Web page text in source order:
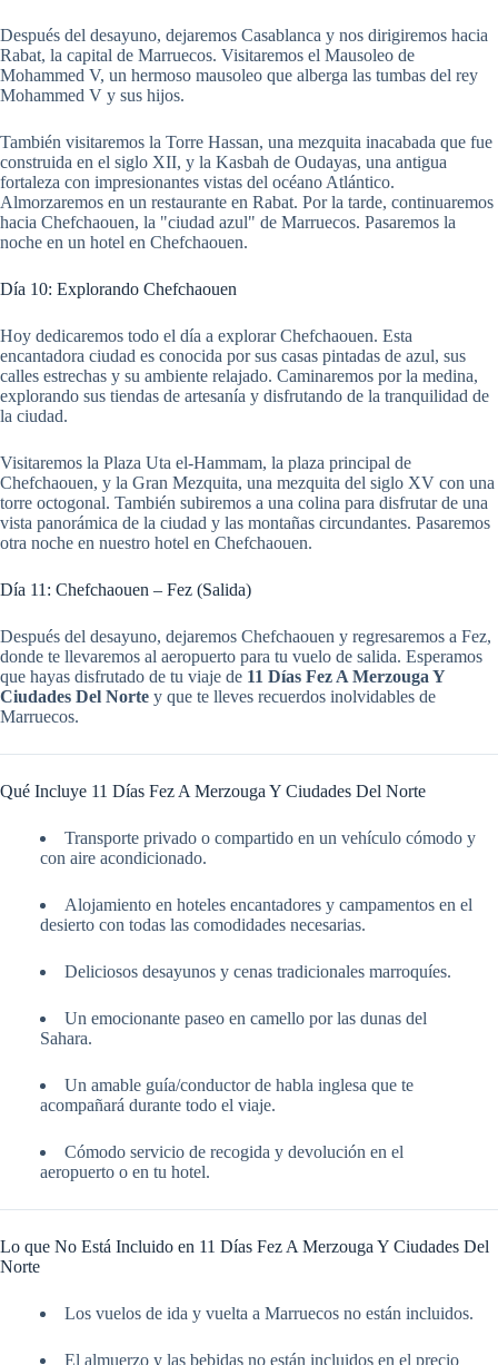
Después del desayuno, dejaremos Casablanca y nos dirigiremos hacia
Rabat, la capital de Marruecos. Visitaremos el Mausoleo de
Mohammed V, un hermoso mausoleo que alberga las tumbas del rey
Mohammed V y sus hijos.
También visitaremos la Torre Hassan, una mezquita inacabada que fue
construida en el siglo XII, y la Kasbah de Oudayas, una antigua
fortaleza con impresionantes vistas del océano Atlántico.
Almorzaremos en un restaurante en Rabat. Por la tarde, continuaremos
hacia Chefchaouen, la "ciudad azul" de Marruecos. Pasaremos la
noche en un hotel en Chefchaouen.
Día 10: Explorando Chefchaouen
Hoy dedicaremos todo el día a explorar Chefchaouen. Esta
encantadora ciudad es conocida por sus casas pintadas de azul, sus
calles estrechas y su ambiente relajado. Caminaremos por la medina,
explorando sus tiendas de artesanía y disfrutando de la tranquilidad de
la ciudad.
Visitaremos la Plaza Uta el-Hammam, la plaza principal de
Chefchaouen, y la Gran Mezquita, una mezquita del siglo XV con una
torre octogonal. También subiremos a una colina para disfrutar de una
vista panorámica de la ciudad y las montañas circundantes. Pasaremos
otra noche en nuestro hotel en Chefchaouen.
Día 11: Chefchaouen – Fez (Salida)
Después del desayuno, dejaremos Chefchaouen y regresaremos a Fez,
donde te llevaremos al aeropuerto para tu vuelo de salida. Esperamos
que hayas disfrutado de tu viaje de 11 Días Fez A Merzouga Y
Ciudades Del Norte y que te lleves recuerdos inolvidables de
Marruecos.
Qué Incluye 11 Días Fez A Merzouga Y Ciudades Del Norte
Transporte privado o compartido en un vehículo cómodo y
con aire acondicionado.
Alojamiento en hoteles encantadores y campamentos en el
desierto con todas las comodidades necesarias.
Deliciosos desayunos y cenas tradicionales marroquíes.
Un emocionante paseo en camello por las dunas del
Sahara.
Un amable guía/conductor de habla inglesa que te
acompañará durante todo el viaje.
Cómodo servicio de recogida y devolución en el
aeropuerto o en tu hotel.
Lo que No Está Incluido en 11 Días Fez A Merzouga Y Ciudades Del
Norte
Los vuelos de ida y vuelta a Marruecos no están incluidos.
El almuerzo y las bebidas no están incluidos en el precio